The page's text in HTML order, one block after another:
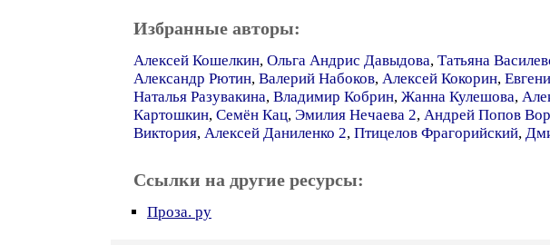
Избранные авторы:
Алексей Кошелкин, Ольга Андрис Давыдова, Татьяна
Александр Рютин, Валерий Набоков, Алексей Кокорин,
Наталья Разувакина, Владимир Кобрин, Жанна Кулешова,
Картошкин, Семён Кац, Эмилия Нечаева 2, Андрей Попов
Виктория, Алексей Даниленко 2, Птицелов Фрагорийский,
Ссылки на другие ресурсы:
Проза. ру